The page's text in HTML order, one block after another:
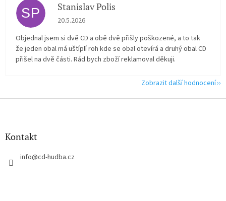
SP Stanislav Polis
Hodnocení obchodu je 2 z 5 hvězdiček.
20.5.2026
Objednal jsem si dvě CD a obě dvě přišly poškozené, a to tak
že jeden obal má uštíplí roh kde se obal otevírá a druhý obal CD
přišel na dvě části. Rád bych zboží reklamoval děkuji.
Zobrazit další hodnocení
Z
Kontakt
info@cd-hudba.cz